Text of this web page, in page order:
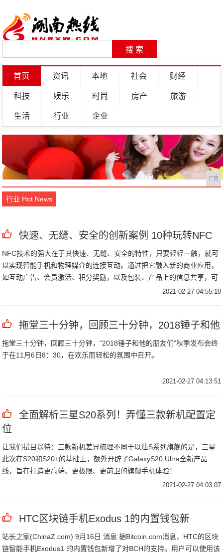
首页 资讯 本地 社会 财经
科技 娱乐 时尚 房产 旅游
生活 行业 企业
广告
行业 Hot News
快速、无缝、安全的创新案例 10种玩转NFC
NFC技术的强大在于其快速、无缝、安全的特性，只要轻轻一触，就可
以实现智能手机和物理媒介的连接互动。通过把它融入新的商业应用，
如互动广告、会员激活、积分奖励，以及包装、产品上的信息共享，可
以提供给消费者全新的消费体验。商家还可以用它收集消费者的每次互
2021-02-27 04:55:10
拖堂三十分钟，回顾三十分钟，2018锤子和他
拖堂三十分钟，回顾三十分钟，“2018锤子和他的朋友们”秋季发布会终
于在11月6日8：30，在欢乐而轻松的氛围中召开。
2021-02-27 04:13:51
全面解析三星S20系列！弄懂三款新机配置定
位
让我们拭目以待：三款新机差异梳理不同于以往S系列旗舰的是，三星
此次在S20和S20+的基础上，额外开辟了GalaxyS20 Ultra全新产品
线，旨在打造更高端、更极限、更前卫的旗舰手机体验！
2021-02-27 04:03:07
HTC区块链手机Exodus 1的内置钱包新
站长之家(ChinaZ.com) 9月16日 消息:据Bitcoin.com消息，HTC的区块
链智能手机Exodus1 的内置钱包新增了对BCH的支持。用户可以使用该